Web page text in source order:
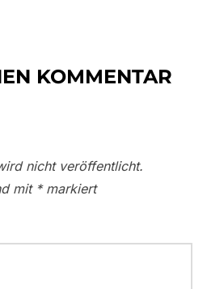
KOMMENTAR
nicht veröffentlicht.
mit *markiert